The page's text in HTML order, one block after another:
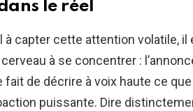
le réel
à capter cette attention volatile,
à se concentrer :
de décrire à voix haute ce que
puissante. Dire